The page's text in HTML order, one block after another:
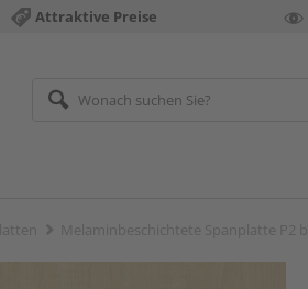
Attraktive Preise